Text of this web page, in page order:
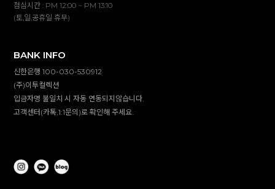
점심시간 : PM 12:00 ~ PM 13:10
(토,일,공휴일 휴무)
BANK INFO
신한은행 100-030-530912
(주)이투컬렉션
입금자명 불일치 시 자동 연동되지않습니다.
고객센터(카톡,1:1문의)로 확인해 주세요.